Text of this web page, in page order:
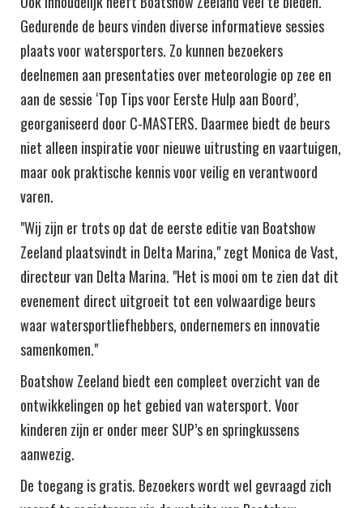
Gedurende de beurs vinden diverse informatieve sessies
plaats voor watersporters. Zo kunnen bezoekers
deelnemen aan presentaties over meteorologie op zee en
aan de sessie ‘Top Tips voor Eerste Hulp aan Boord’,
georganiseerd door C-MASTERS. Daarmee biedt de beurs
niet alleen inspiratie voor nieuwe uitrusting en vaartuigen,
maar ook praktische kennis voor veilig en verantwoord
varen.
"Wij zijn er trots op dat de eerste editie van Boatshow
Zeeland plaatsvindt in Delta Marina," zegt Monica de Vast,
directeur van Delta Marina. "Het is mooi om te zien dat dit
evenement direct uitgroeit tot een volwaardige beurs
waar watersportliefhebbers, ondernemers en innovatie
samenkomen."
Boatshow Zeeland biedt een compleet overzicht van de
ontwikkelingen op het gebied van watersport. Voor
kinderen zijn er onder meer SUP’s en springkussens
aanwezig.
De toegang is gratis. Bezoekers wordt wel gevraagd zich